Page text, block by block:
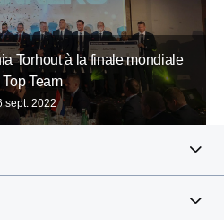
Torhout à la finale mondiale
Team
sept. 2022